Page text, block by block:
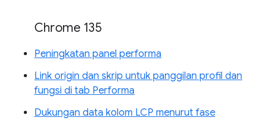
Chrome 135
Peningkatan panel performa
Link origin dan skrip untuk panggilan profil dan
fungsi di tab Performa
Dukungan data kolom LCP menurut fase